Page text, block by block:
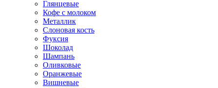
Глянцевые
Кофе с молоком
Металлик
Слоновая кость
Фуксия
Шоколад
Шампань
Оливковые
Оранжевые
Вишневые